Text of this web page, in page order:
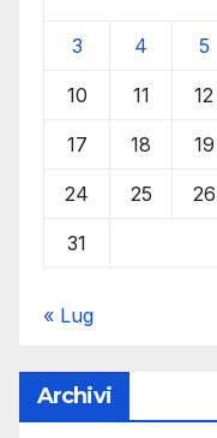
3 4 5
10 11 12
17 18 19
24 25 26
31
« Lug
Archivi